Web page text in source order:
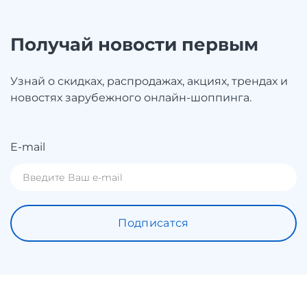
Получай новости первым
Узнай о скидках, распродажах, акциях, трендах и
новостях зарубежного онлайн-шоппинга.
E-mail
Подписатся